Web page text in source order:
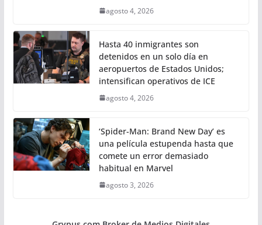
agosto 4, 2026
Hasta 40 inmigrantes son
detenidos en un solo día en
aeropuertos de Estados Unidos;
intensifican operativos de ICE
agosto 4, 2026
‘Spider-Man: Brand New Day’ es
una película estupenda hasta que
comete un error demasiado
habitual en Marvel
agosto 3, 2026